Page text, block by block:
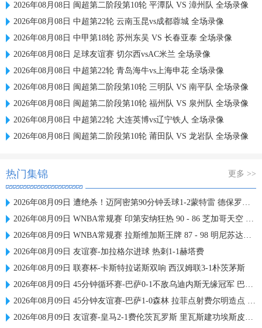
2026年08月08日 闽超第二阶段第10轮 平潭队 VS 漳州队 全场录像
2026年08月08日 中超第22轮 云南玉昆vs成都蓉城 全场录像
2026年08月08日 中甲第18轮 苏州东吴 VS 长春亚泰 全场录像
2026年08月08日 足球友谊赛 切尔西vsAC米兰 全场录像
2026年08月08日 中超第22轮 青岛海牛vs上海申花 全场录像
2026年08月08日 闽超第二阶段第10轮 三明队 VS 南平队 全场录像
2026年08月08日 闽超第二阶段第10轮 福州队 VS 泉州队 全场录像
2026年08月08日 中超第22轮 大连英博vs辽宁铁人 全场录像
2026年08月08日 闽超第二阶段第10轮 莆田队 VS 龙岩队 全场录像
热门集锦 更多 >>
2026年08月09日 遭绝杀！迈阿密第90分钟丢球1-2蒙特雷 德保罗破门展示梅西球衣
2026年08月09日 WNBA常规赛 印第安纳狂热 90 - 86 芝加哥天空 全场集锦
2026年08月09日 WNBA常规赛 拉斯维加斯王牌 87 - 98 明尼苏达山猫 全场集锦
2026年08月09日 友谊赛-加拉格尔进球 热刺1-1赫塔费
2026年08月09日 联赛杯-卡斯特拉诺斯双响 西汉姆联3-1朴茨茅斯
2026年08月09日 45分钟循环赛-巴萨0-1不敌乌迪内斯无缘冠军 巴约挑射绝杀
2026年08月09日 45分钟友谊赛-巴萨1-0森林 拉菲点射费尔明造点 两队各一次中柱
2026年08月09日 友谊赛-皇马2-1费伦茨瓦罗斯 里瓦斯建功埃斯皮破门巴尔韦德助攻